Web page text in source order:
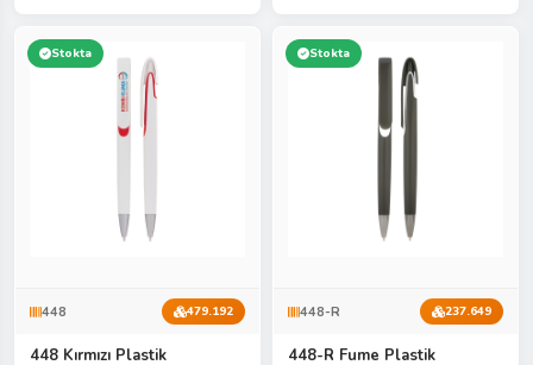
Stokta
448 479.192
448 Kırmızı Plastik
Stokta
448-R 237.649
448-R Fume Plastik